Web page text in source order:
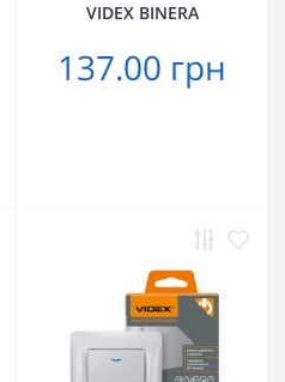
VIDEX BINERA
137.00 грн